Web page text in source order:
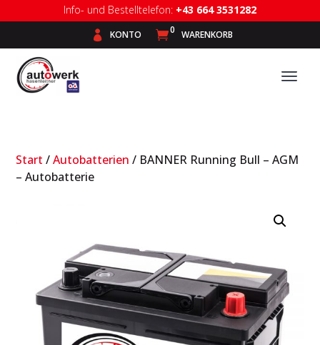
Info- und Bestelltelefon: +43 664 3531282
 KONTO 0 WARENKORB
Start /Autobatterien / BANNER Running Bull – AGM
– Autobatterie